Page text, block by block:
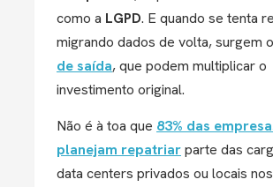
como a LGPD. E quando se tenta
migrando dados de volta, surgem
de saída, que podem multiplicar o
investimento original.
Não é à toa que 83% das
planejam repatriarparte das
data centers privados ou locais